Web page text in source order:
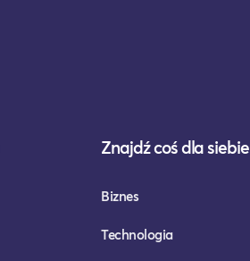
Znajdź coś dla siebie
Biznes
Technologia